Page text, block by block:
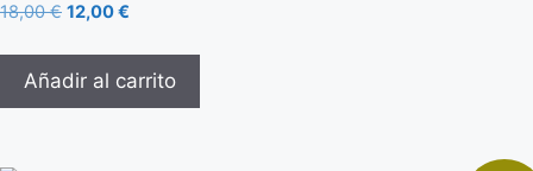
18,00€ 12,00€
Añadir al carrito